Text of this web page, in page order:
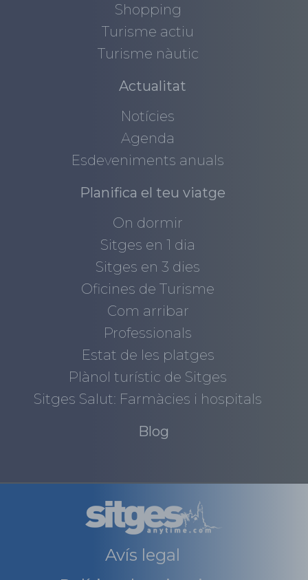
Shopping
Turisme actiu
Turisme nàutic
Actualitat
Notícies
Agenda
Esdeveniments anuals
Planifica el teu viatge
On dormir
Sitges en 1 dia
Sitges en 3 dies
Oficines de Turisme
Com arribar
Professionals
Estat de les platges
Plànol turístic de Sitges
Sitges Salut: Farmàcies i hospitals
Blog
Avís legal